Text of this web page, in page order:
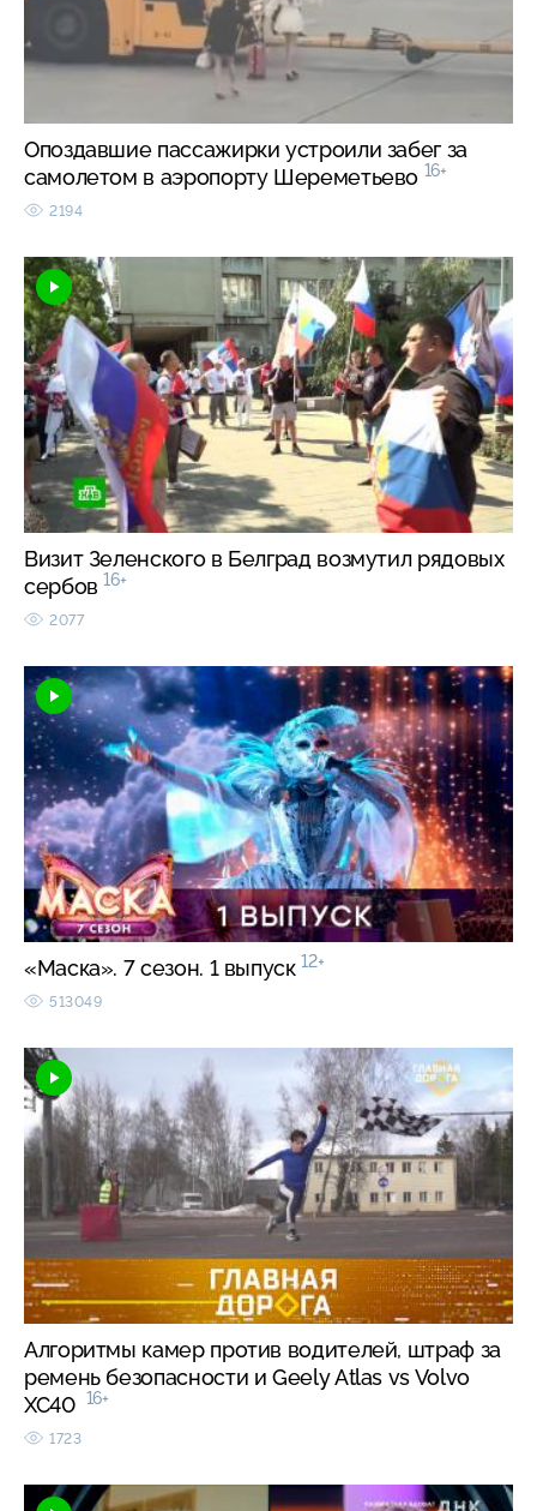
Опоздавшие пассажирки устроили забег за
самолетом в аэропорту Шереметьево 16+
2194
Визит Зеленского в Белград возмутил рядовых
сербов 16+
2077
«Маска». 7 сезон. 1 выпуск 12+
513049
Алгоритмы камер против водителей, штраф за
ремень безопасности и Geely Atlas vs Volvo
XC40 16+
1723